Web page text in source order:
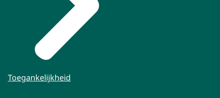
Toegankelijkheid